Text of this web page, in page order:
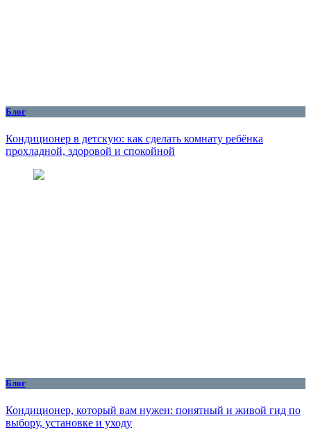
Блог
Кондиционер в детскую: как сделать комнату ребёнка
прохладной, здоровой и спокойной
Блог
Кондиционер, который вам нужен: понятный и живой гид по
выбору, установке и уходу